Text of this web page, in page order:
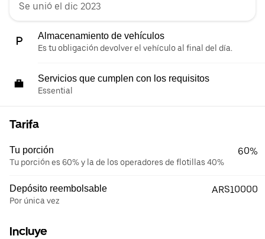
Se unió el dic 2023
Almacenamiento de vehículos
Es tu obligación devolver el vehículo al final del día.
Servicios que cumplen con los requisitos
Essential
Tarifa
Tu porción
Tu porción es 60% y la de los operadores de flotillas 40%
60%
Depósito reembolsable
Por única vez
ARS10000
Incluye